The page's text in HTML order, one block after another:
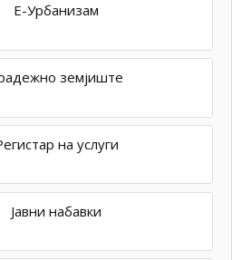
Е-Урбанизам
земјиште
на услуги
Јавни набавки